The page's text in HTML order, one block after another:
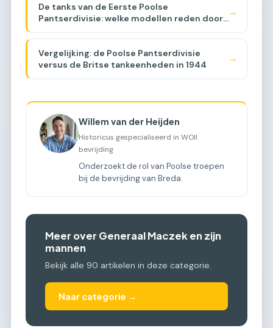
De tanks van de Eerste Poolse
Pantserdivisie: welke modellen reden door
→
Vergelijking: de Poolse Pantserdivisie
versus de Britse tankeenheden in 1944
→
Willem van der Heijden
Historicus gespecialiseerd in WOII
bevrijding
Onderzoekt de rol van Poolse troepen
bij de bevrijding van Breda.
Meer over Generaal Maczek en zijn
mannen
Bekijk alle 90 artikelen in deze categorie.
Naar categorie →